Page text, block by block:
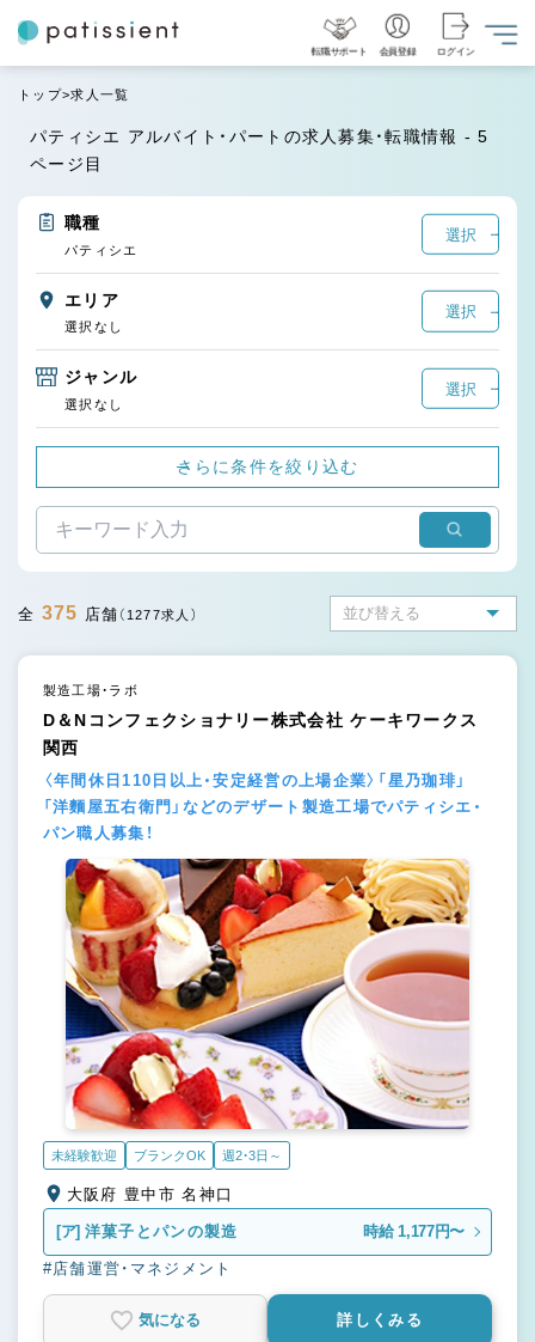
転職サポート 会員登録 ログイン
トップ 求人一覧
パティシエ アルバイト・パートの求人募集・転職情報 - 5
ページ目
職種
選択
パティシエ
エリア
選択
選択なし
ジャンル
選択
選択なし
さらに条件を絞り込む
全 375 店舗 （1277求人）
製造工場・ラボ
D＆Nコンフェクショナリー株式会社 ケーキワークス
関西
〈年間休日110日以上・安定経営の上場企業〉「星乃珈琲」
「洋麵屋五右衛門」などのデザート製造工場でパティシエ・
パン職人募集！
未経験歓迎 ブランクOK 週2・3日～
大阪府 豊中市 名神口
[ア] 洋菓子とパンの製造 時給 1,177円〜
#店舗運営・マネジメント
気になる 詳しくみる